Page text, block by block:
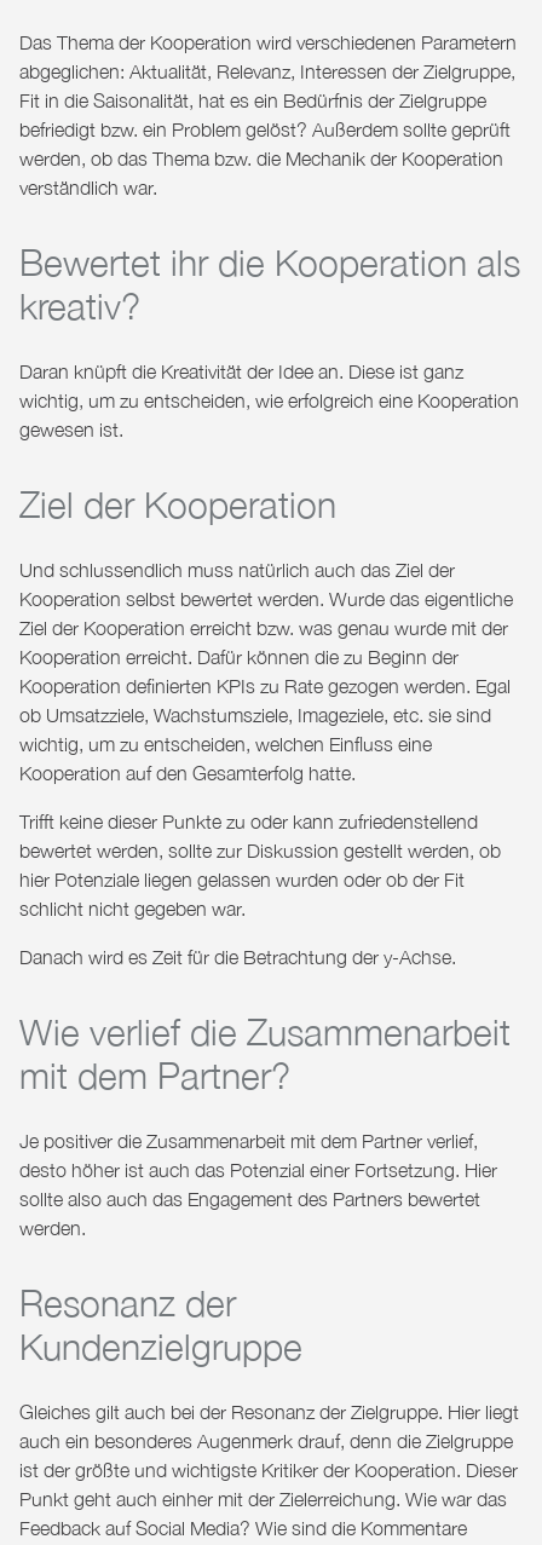
Das Thema der Kooperation wird verschiedenen Parametern
abgeglichen: Aktualität, Relevanz, Interessen der Zielgruppe,
Fit in die Saisonalität, hat es ein Bedürfnis der Zielgruppe
befriedigt bzw. ein Problem gelöst? Außerdem sollte geprüft
werden, ob das Thema bzw. die Mechanik der Kooperation
verständlich war.
Bewertet ihr die Kooperation als
kreativ?
Daran knüpft die Kreativität der Idee an. Diese ist ganz
wichtig, um zu entscheiden, wie erfolgreich eine Kooperation
gewesen ist.
Ziel der Kooperation
Und schlussendlich muss natürlich auch das Ziel der
Kooperation selbst bewertet werden. Wurde das eigentliche
Ziel der Kooperation erreicht bzw. was genau wurde mit der
Kooperation erreicht. Dafür können die zu Beginn der
Kooperation definierten KPIs zu Rate gezogen werden. Egal
ob Umsatzziele, Wachstumsziele, Imageziele, etc. sie sind
wichtig, um zu entscheiden, welchen Einfluss eine
Kooperation auf den Gesamterfolg hatte.
Trifft keine dieser Punkte zu oder kann zufriedenstellend
bewertet werden, sollte zur Diskussion gestellt werden, ob
hier Potenziale liegen gelassen wurden oder ob der Fit
schlicht nicht gegeben war.
Danach wird es Zeit für die Betrachtung der y-Achse.
Wie verlief die Zusammenarbeit
mit dem Partner?
Je positiver die Zusammenarbeit mit dem Partner verlief,
desto höher ist auch das Potenzial einer Fortsetzung. Hier
sollte also auch das Engagement des Partners bewertet
werden.
Resonanz der
Kundenzielgruppe
Gleiches gilt auch bei der Resonanz der Zielgruppe. Hier liegt
auch ein besonderes Augenmerk drauf, denn die Zielgruppe
ist der größte und wichtigste Kritiker der Kooperation. Dieser
Punkt geht auch einher mit der Zielerreichung. Wie war das
Feedback auf Social Media? Wie sind die Kommentare